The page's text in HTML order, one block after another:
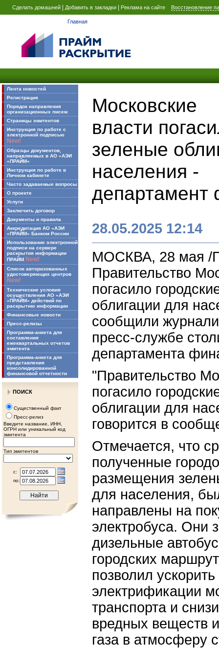
Сделать домашней Добавить в закладки Реклама на сайте Восстановление
Главная
Лента новостей
Регистрация
Порядок направления
организационных писем
Страницы эмитентов
Инструкция по работе с
электронной подписью
New!
Образцы документов,
направляемых в АО «АЭИ
«ПРАЙМ»
Инструкция по работе в
Личном кабинете
Часто задаваемые вопросы
О проекте
Услуги
Заключить договор
Документы и правила
Аккредитация АО «АЭИ
«ПРАЙМ» Банком России
Использование электронной
подписи на сервере
раскрытия информации
ПРАЙМ New!
Список авторизованных
удостоверяющих центров
New!
Технические условия
осуществления АО «АЭИ
«ПРАЙМ» действий по
раскрытию информации
Финансовые новости
Пресс-релизы
Программа-анкета для
составления
ежеквартальных отчетов
эмитента
Программа-анкета для
представления
консолидированной
финансовой отчетности
ПОИСК
Существенный факт
Пресс-релиз
Введите название, ИНН,
ОГРН или уникальный код
эмитента
Тип эмитентов
с:
по:
Московские
власти
зеленые
населения -
департамент
28.05.2025 12:14
МОСКВА, 28 мая
Правительство
погасило
облигации для
сообщили
пресс-службе
департамента
"Правительство
погасило
облигации для
говорится в
Отмечается, что
полученные
размещения
для населения,
направлены на
электробуса. Они
дизельные
городских
позволил
электрификации
транспорта и
вредных веществ
газа в атмосферу